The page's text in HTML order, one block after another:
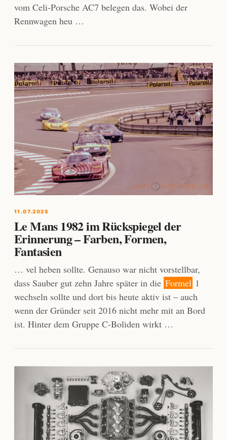
vom Celi-Porsche AC7 belegen das. Wobei der
Rennwagen heu …
11.07.2025
Le Mans 1982 im Rückspiegel der
Erinnerung – Farben, Formen,
Fantasien
… vel heben sollte. Genauso war nicht vorstellbar,
dass Sauber gut zehn Jahre später in die Formel 1
wechseln sollte und dort bis heute aktiv ist – auch
wenn der Gründer seit 2016 nicht mehr mit an Bord
ist. Hinter dem Gruppe C-Boliden wirkt …